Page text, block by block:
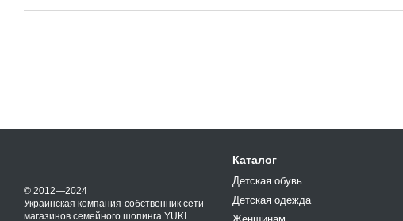
© 2012—2024
Украинская компания-собственник сети
магазинов семейного шопинга YUKI
Каталог
Детская обувь
Детская одежда